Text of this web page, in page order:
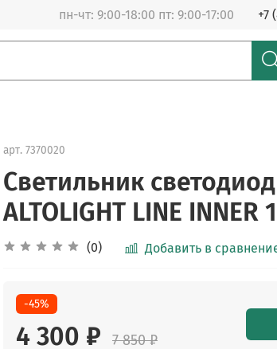
пн-чт: 9:00-18:00 пт: 9:00-17:00 +7
арт. 7370020
Светильник
ALTOLIGHT LINE INNER
(0) Добавить в
-45%
4 300 ₽ 7 850 ₽